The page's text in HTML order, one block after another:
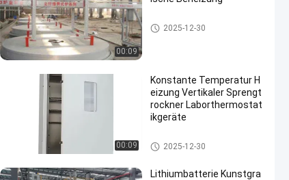
00:09
Wärmebehandlungsöfen
2025-12-30
00:09
Konstante Temperatur H
eizung Vertikaler Sprengt
rockner Laborthermostat
ikgeräte
Trocknungsöfen
2025-12-30
Lithiumbatterie Kunstgra